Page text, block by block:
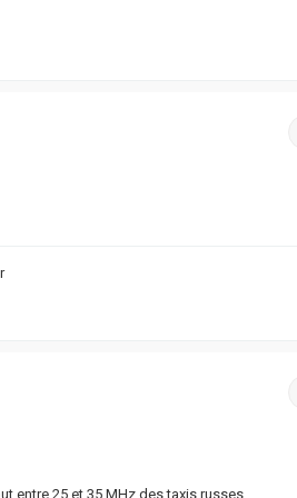
entre 25 et 35 MHz des taxis russes